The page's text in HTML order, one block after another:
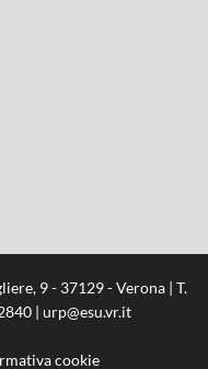
9 - 37129 - Verona | T.
| urp@esu.vr.it
cookie